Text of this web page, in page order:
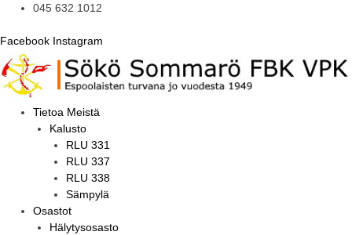
045 632 1012
Facebook Instagram
Tietoa Meistä
Kalusto
RLU 331
RLU 337
RLU 338
Sämpylä
Osastot
Hälytysosasto